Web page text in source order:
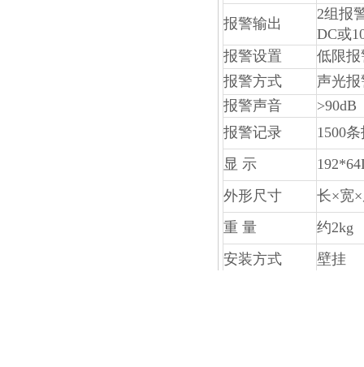
报警输出
2组报
DC或
报警设置
低限
报警方式
声光报
报警声音
>90dB
报警记录
1500
显 示
外形尺寸
长×宽×
重 量
约2kg
安装方式
壁挂